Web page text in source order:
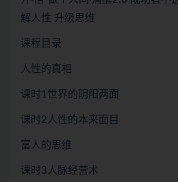
解人性 升级思维
课程目录
人性的真相
课时1世界的阴阳两面
课时2人性的本来面目
富人的思维
课时3人脉经营术